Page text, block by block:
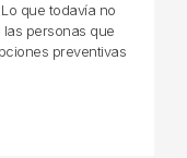
que todavía no
personas que
preventivas